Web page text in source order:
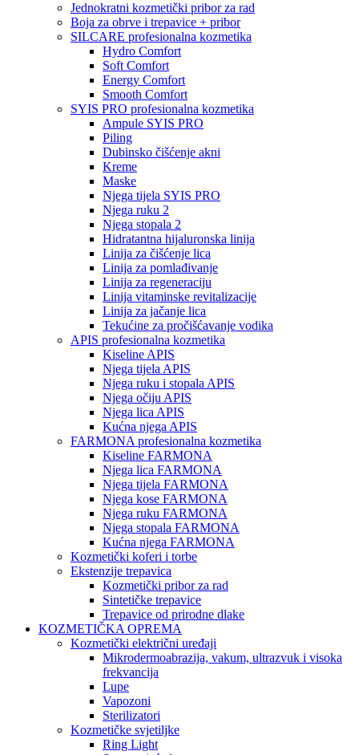
Jednokratni kozmetički pribor za rad
Boja za obrve i trepavice + pribor
SILCARE profesionalna kozmetika
Hydro Comfort
Soft Comfort
Energy Comfort
Smooth Comfort
SYIS PRO profesionalna kozmetika
Ampule SYIS PRO
Piling
Dubinsko čišćenje akni
Kreme
Maske
Njega tijela SYIS PRO
Njega ruku 2
Njega stopala 2
Hidratantna hijaluronska linija
Linija za čišćenje lica
Linija za pomlađivanje
Linija za regeneraciju
Linija vitaminske revitalizacije
Linija za jačanje lica
Tekućine za pročišćavanje vodika
APIS profesionalna kozmetika
Kiseline APIS
Njega tijela APIS
Njega ruku i stopala APIS
Njega očiju APIS
Njega lica APIS
Kućna njega APIS
FARMONA profesionalna kozmetika
Kiseline FARMONA
Njega lica FARMONA
Njega tijela FARMONA
Njega kose FARMONA
Njega ruku FARMONA
Njega stopala FARMONA
Kućna njega FARMONA
Kozmetički koferi i torbe
Ekstenzije trepavica
Kozmetički pribor za rad
Sintetičke trepavice
Trepavice od prirodne dlake
KOZMETIČKA OPREMA
Kozmetički električni uređaji
Mikrodermoabrazija, vakum, ultrazvuk i visoka
frekvancija
Lupe
Vapozoni
Sterilizatori
Kozmetičke svjetiljke
Ring Light